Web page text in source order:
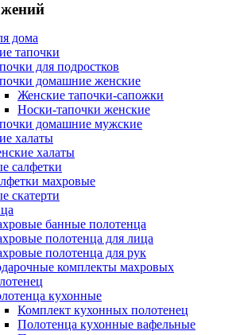
дома
тапочки
для подростков
домашние женские
Женские тапочки-сапожки
Носки-тапочки женские
домашние мужские
халаты
халаты
салфетки
махровые
скатерти
банные полотенца
полотенца для лица
полотенца для рук
комплекты махровых
кухонные
Комплект кухонных полотенец
Полотенца кухонные вафельные